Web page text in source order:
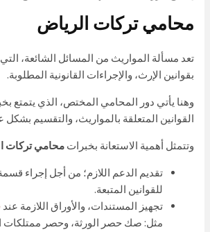
محامي تركات الرياض
تعد مسألة المواريث من المسائل الشائعة،
بقوانين الإرث، والإجراءات القانونية المطلوبة.
وهنا يأتي دور المحامي المختص، الذي يتمتع
القوانين المتعلقة بالمواريث، والتقسيم بشكل
وتتمثل أهمية الاستعانة بخبراتمحامي تركات
تقديم الدعم اللازم؛ من أجل إجراء
للقوانين المتبعة.
تجهيز المستندات، والأوراق اللازمة عند
مثل: صك حصر الورثة، وحصر ممتلكات